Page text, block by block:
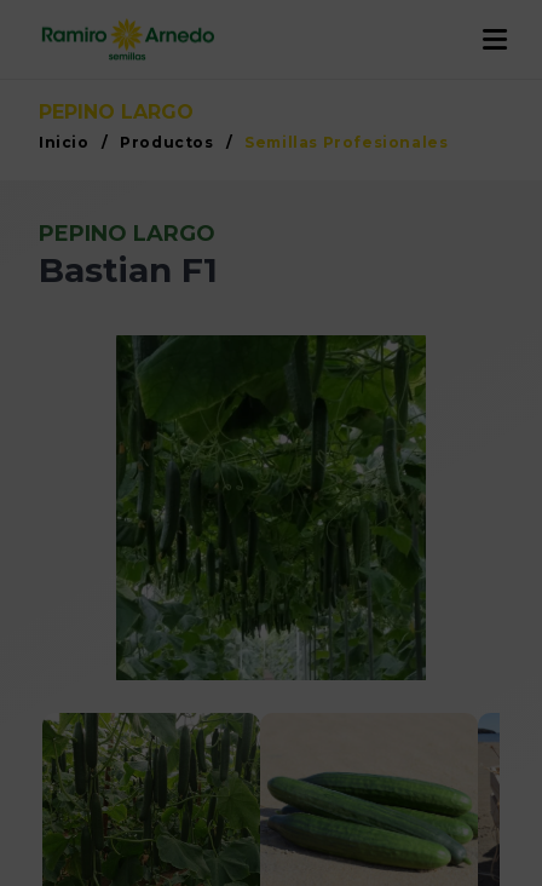
EMPRESA
Trabaja con nosotros
Proyectos
CALIDAD Y TRAZABILIDAD
ACTUALIDAD
PEPINO LARGO
Inicio / Productos / Semillas Profesionales
PEPINO LARGO
Bastian F1